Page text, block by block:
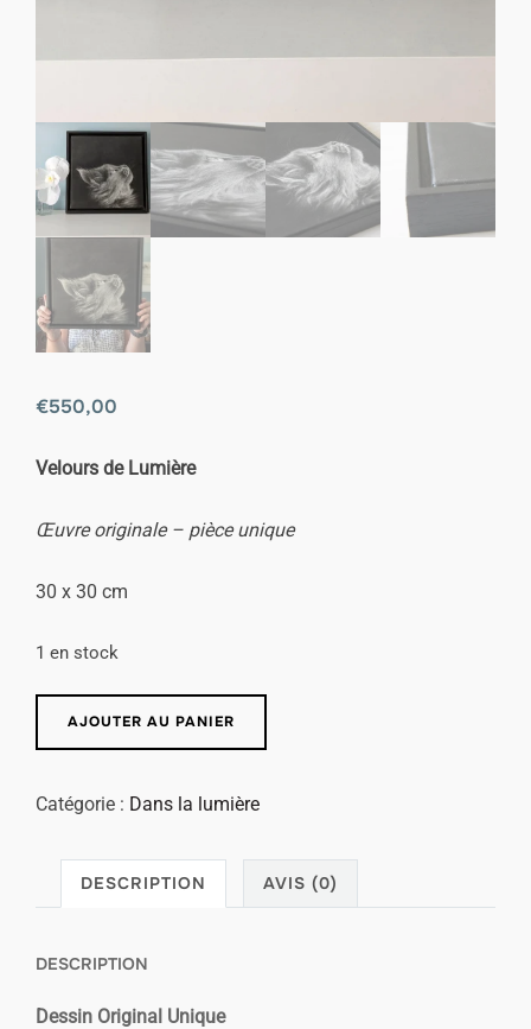
€550,00
Velours de Lumière
Œuvre originale – pièce unique
30 x 30 cm
1 en stock
AJOUTER AU PANIER
Catégorie : Dans la lumière
DESCRIPTION AVIS (0)
DESCRIPTION
Dessin Original Unique